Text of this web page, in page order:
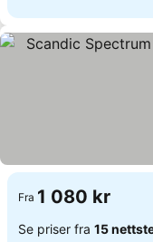
Fra 1 080 kr
Se priser fra 15